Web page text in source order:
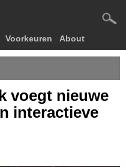
Voorkeuren About
voegt nieuwe
interactieve